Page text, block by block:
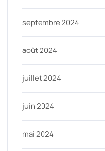
septembre 2024
août 2024
juillet 2024
juin 2024
mai 2024